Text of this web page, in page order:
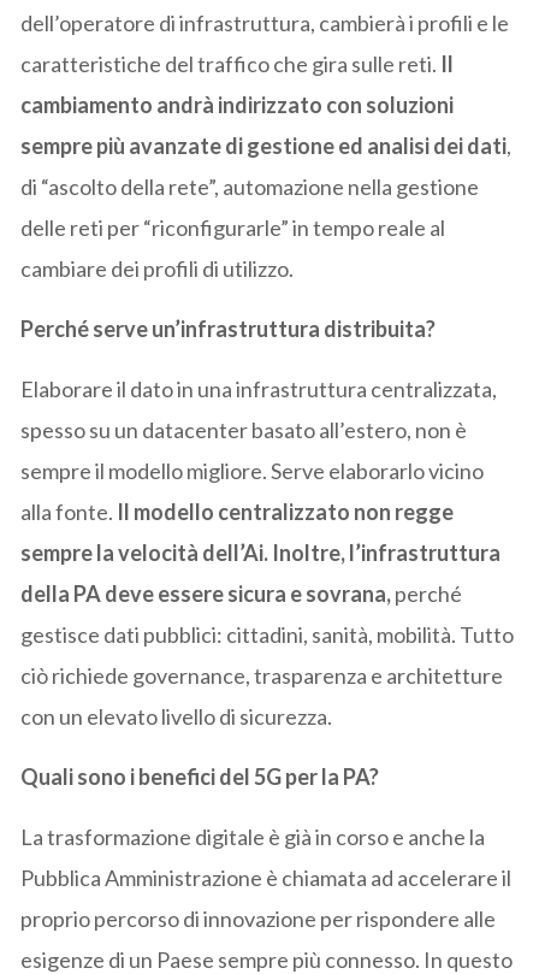
dell’operatore di infrastruttura, cambierà i profili e le
caratteristiche del traffico che gira sulle reti. Il
cambiamento andrà indirizzato con soluzioni
sempre più avanzate di gestione ed analisi dei dati,
di “ascolto della rete”, automazione nella gestione
delle reti per “riconfigurarle” in tempo reale al
cambiare dei profili di utilizzo.
Perché serve un’infrastruttura distribuita?
Elaborare il dato in una infrastruttura centralizzata,
spesso su un datacenter basato all’estero, non è
sempre il modello migliore. Serve elaborarlo vicino
alla fonte. Il modello centralizzato non regge
sempre la velocità dell’Ai. Inoltre, l’infrastruttura
della PA deve essere sicura e sovrana,perché
gestisce dati pubblici: cittadini, sanità, mobilità. Tutto
ciò richiede governance, trasparenza e architetture
con un elevato livello di sicurezza.
Quali sono i benefici del 5G per la PA?
La trasformazione digitale è già in corso e anche la
Pubblica Amministrazione è chiamata ad accelerare il
proprio percorso di innovazione per rispondere alle
esigenze di un Paese sempre più connesso. In questo